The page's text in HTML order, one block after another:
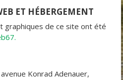
ET HÉBERGEMENT
graphiques de ce site ont été
Konrad Adenauer,